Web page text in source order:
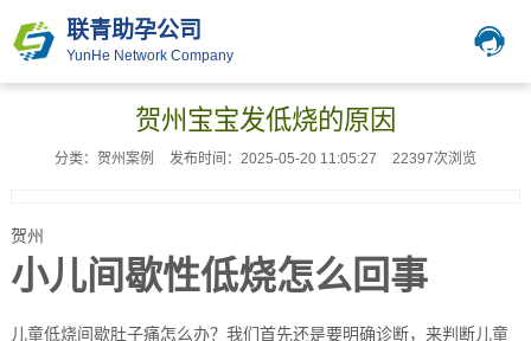
联青助孕公司
YunHe Network Company
贺州宝宝发低烧的原因
分类：贺州案例 发布时间：2025-05-20 11:05:27 22397次浏览
贺州
小儿间歇性低烧怎么回事
儿童低烧间歇肚子痛怎么办？我们首先还是要明确诊断，来判断儿童